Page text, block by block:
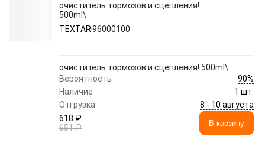
очиститель тормозов и сцепления!
500ml\
TEXTAR96000100
очиститель тормозов и сцепления! 500ml\
Вероятность
90%
Наличие
1 шт.
Отгрузка
8 - 10 августа
618 ₽
651 ₽
В корзину